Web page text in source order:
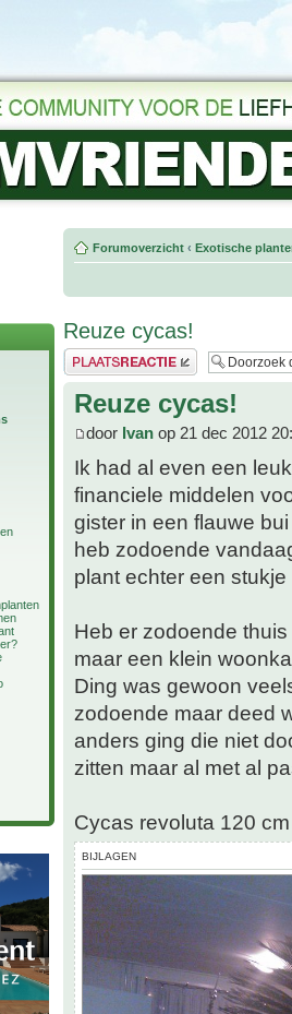
Forumoverzicht ‹ Exotische
Reuze cycas!
Plaats een reactie
Reuze cycas!
door Ivan op 21 dec 2012
Ik had al even een
financiele middelen
gister in een flauwe
heb zodoende
plant echter een
Heb er zodoende
maar een klein
Ding was gewoon
zodoende maar deed
anders ging die niet
zitten maar al met al
Cycas revoluta 120
BIJLAGEN